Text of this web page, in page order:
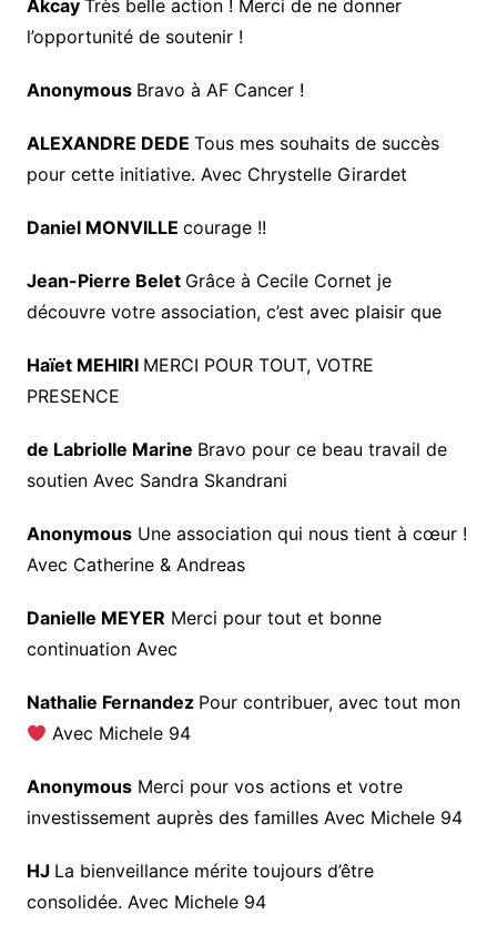
Akcay Très belle action ! Merci de ne donner
l’opportunité de soutenir !
Anonymous Bravo à AF Cancer !
ALEXANDRE DEDE Tous mes souhaits de succès
pour cette initiative. Avec Chrystelle Girardet
Daniel MONVILLE courage !!
Jean-Pierre Belet Grâce à Cecile Cornet je
découvre votre association, c’est avec plaisir que
Haïet MEHIRI MERCI POUR TOUT, VOTRE
PRESENCE
de Labriolle Marine Bravo pour ce beau travail de
soutien Avec Sandra Skandrani
AnonymousUne association qui nous tient à cœur !
Avec Catherine & Andreas
Danielle MEYER Merci pour tout et bonne
continuation Avec
Nathalie Fernandez Pour contribuer, avec tout mon
Avec Michele 94
AnonymousMerci pour vos actions et votre
investissement auprès des familles Avec Michele 94
HJ La bienveillance mérite toujours d’être
consolidée. Avec Michele 94